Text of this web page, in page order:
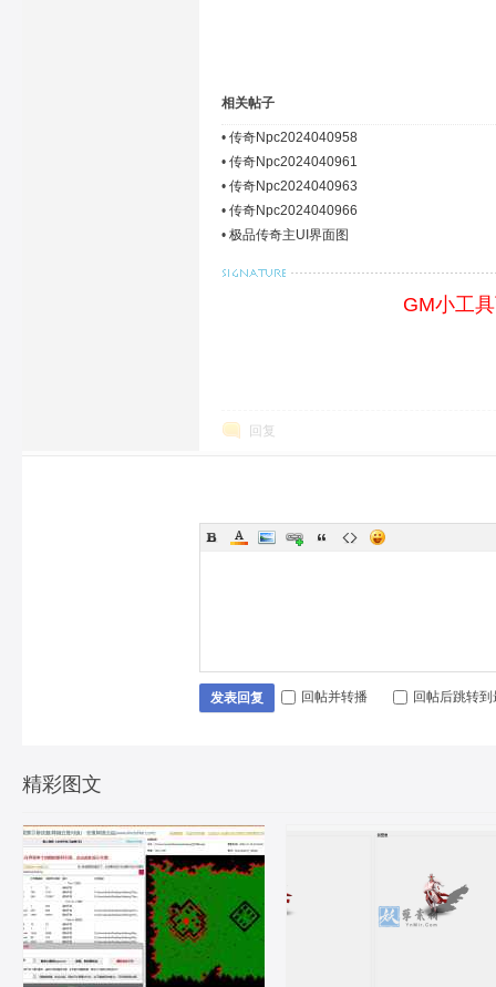
相关帖子
• 传奇Npc2024040958
• 传奇Npc2024040961
• 传奇Npc2024040963
• 传奇Npc2024040966
• 极品传奇主UI界面图
GM小工
回复
发表回复 回帖并转播 回帖后跳转
精彩图文